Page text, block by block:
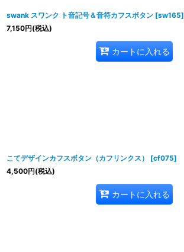
swank スワンク ト音記号＆音符カフスボタン [sw165]
7,150円(税込)
カートに入れる
こてデザインカフスボタン（カフリンクス） [cf075]
4,500円(税込)
カートに入れる